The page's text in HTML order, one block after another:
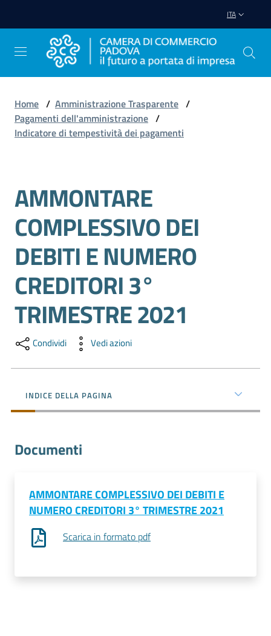
ITA
Avviare
Impresa
Gestire
Impresa
Promuovere
Impresa
e
territorio
Tutelare
e
Digitale
Camera
Home / Amministrazione Trasparente /
Pagamenti dell'amministrazione /
Indicatore di tempestività dei pagamenti
Salta al contenuto
AMMONTARE
COMPLESSIVO DEI
DEBITI E NUMERO
CREDITORI 3°
TRIMESTRE 2021
Condividi Vedi azioni
INDICE DELLA PAGINA
Documenti
AMMONTARE COMPLESSIVO DEI DEBITI E
NUMERO CREDITORI 3° TRIMESTRE 2021
Scarica in formato pdf